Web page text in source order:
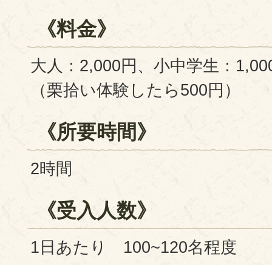
《料金》
大人：2,000円、小中学生：
（栗拾い体験したら500円）
《所要時間》
2時間
《受入人数》
1日あたり 100~120名程度